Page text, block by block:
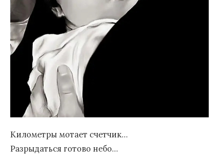
Километры мотает счетчик…
Разрыдаться готово небо…